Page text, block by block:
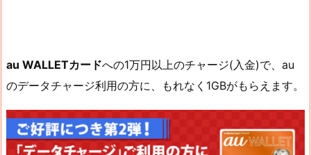
au WALLETカードへの1万円以上のチャージ(入金)で、au
のデータチャージ利用の方に、もれなく1GBがもらえます。